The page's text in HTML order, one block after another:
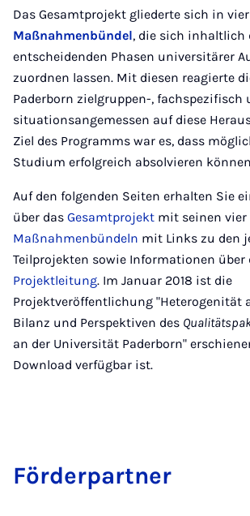
Das Gesamtprojekt gliederte sich in vier
Maßnahmenbündel, die sich inhaltlich
entscheidenden Phasen universitärer
zuordnen lassen. Mit diesen reagierte
Paderborn zielgruppen-, fachspezifisch
situationsangemessen auf diese
Ziel des Programms war es, dass
Studium erfolgreich absolvieren
Auf den folgenden Seiten erhalten Sie
über das Gesamtprojekt mit seinen vier
Maßnahmenbündeln mit Links zu den
Teilprojekten sowie Informationen über
Projektleitung. Im Januar 2018 ist die
Projektveröffentlichung "Heterogenität
Bilanz und Perspektiven des
an der Universität Paderborn"
Download verfügbar ist.
För­der­part­ner